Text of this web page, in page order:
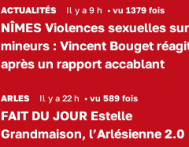
ACTUALITÉS Il y a 9 h • vu 1379 fois
NÎMES Violences sexuelles sur
mineurs : Vincent Bouget
après un rapport accablant
ARLES Il y a 22 h • vu 589 fois
FAIT DU JOUR Estelle
Grandmaison, l’Arlésienne 2.0